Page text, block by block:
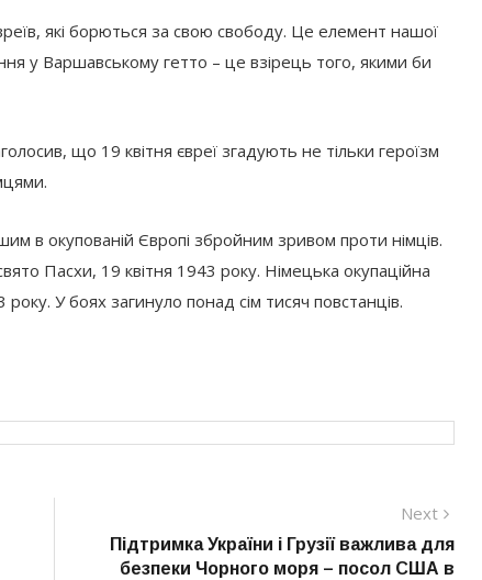
які борються за свою свободу. Це елемент нашої
у Варшавському гетто – це взірець того, якими би
що 19 квітня євреї згадують не тільки героїзм
в окупованій Європі збройним зривом проти німців.
Пасхи, 19 квітня 1943 року. Німецька окупаційна
У боях загинуло понад сім тисяч повстанців.
Next
post:
Підтримка України і Грузії важлива для
безпеки Чорного моря – посол США в